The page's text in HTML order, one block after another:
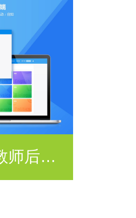
金榜通PC端·教师后台系统